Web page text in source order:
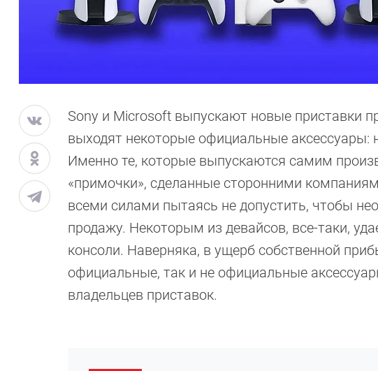
Sony и Microsoft выпускают новые приставки
выходят некоторые официальные аксессуары:
Именно те, которые выпускаются самим
«примочки», сделанные сторонними
всеми силами пытаясь не допустить, чтобы
продажу. Некоторым из девайсов, все-таки,
консоли. Наверняка, в ущерб собственной
официальные, так и не официальные
владельцев приставок.